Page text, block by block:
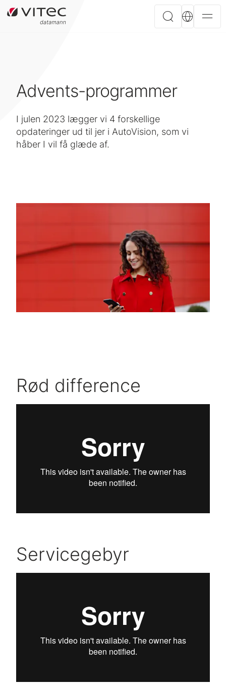
Advents-programmer
I julen 2023 lægger vi 4 forskellige
opdateringer ud til jer i AutoVision, som vi
håber I vil få glæde af.
Rød difference
Servicegebyr